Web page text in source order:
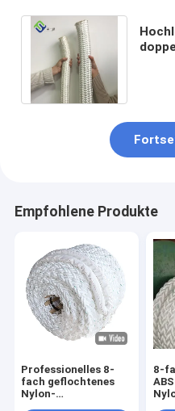
Empfohlene Produkte
Professionelles 8-
fach geflochtenes
Nylon-
8-